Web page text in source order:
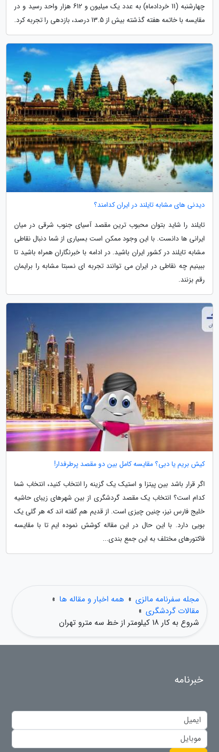
چهارشنبه (11 خردادماه) به عدد یک میلیون و 612 هزار واحد رسید و در
مقایسه با خاتمه هفته گذشته بیش از 13.5 درصد، بازدهی را تجربه کرد.
دیدنی های مشابه تایلند در ایران کدامند؟
تایلند را شاید بتوان محبوب ترین مقصد آسیای جنوب شرقی در میان
ایرانی ها دانست. با این وجود ممکن است بسیاری از شما دنبال نقاطی
مشابه تایلند در کشور ایران باشید. در ادامه با خبرنگاران همراه باشید تا
ببینیم چه نقاطی در ایران می توانند تجربه ای نسبتا مشابه را برایمان
رقم بزنند.
کیش بریم یا دبی؟ مقایسه کامل بین دو مقصد پرطرفدار!
اگر قرار باشد بین پیتزا و استیک یک گزینه را انتخاب کنید، انتخاب شما
کدام است؟ انتخاب یک مقصد گردشگری از بین شهرهای زیبای حاشیه
خلیج فارس نیز، چنین چیزی است. از قدیم هم گفته اند که هر گلی یک
بویی دارد. با این حال در این مقاله کوشش نموده ایم تا با مقایسه
فاکتورهای مختلف به این جمع بندی...
مجله سفرنامه مالزی » همه اخبار و مقاله ها »
مقالات گردشگری »
شروع به کار 18 کیلومتر از خط سه مترو تهران
خبرنامه